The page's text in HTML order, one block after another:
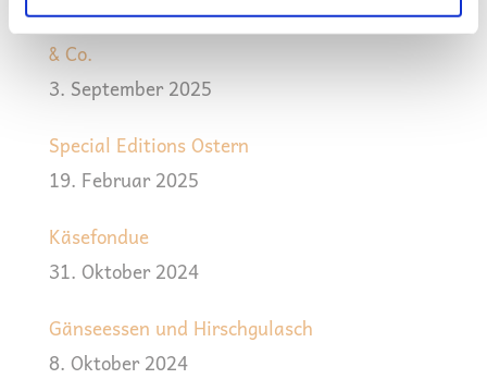
Thanksgiving Buffet mit großem Truthahn
& Co.
3. September 2025
Special Editions Ostern
19. Februar 2025
Käsefondue
31. Oktober 2024
Gänseessen und Hirschgulasch
8. Oktober 2024